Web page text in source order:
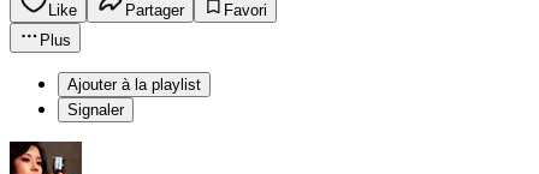
Like Partager
Favori
Plus
Ajouter à la playlist
Signaler